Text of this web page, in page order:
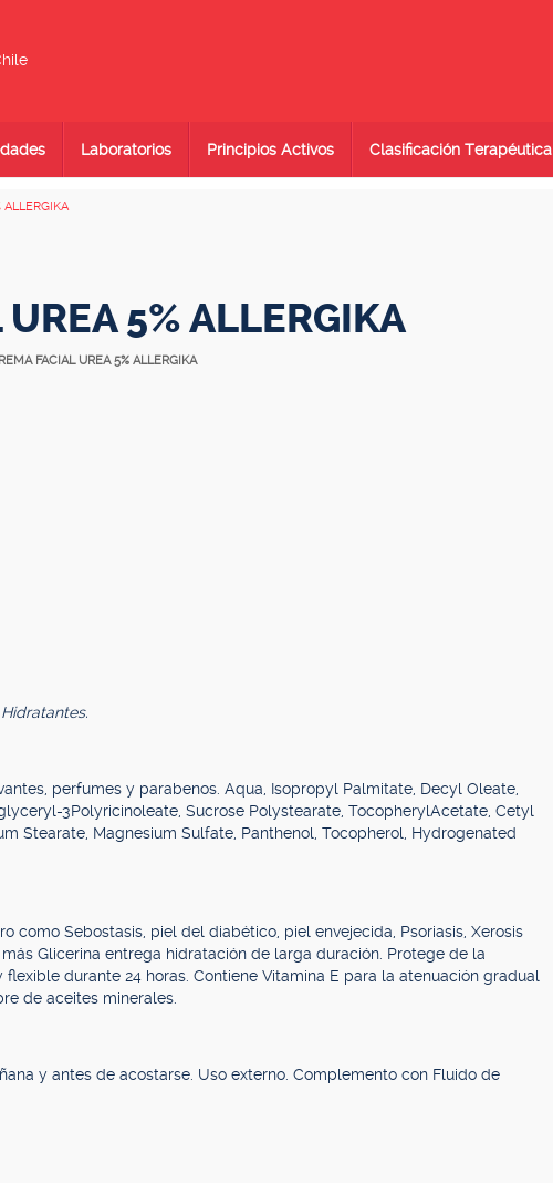
Laboratorios Principios Activos Clasificación Terapéutica
ALLERGIKA
5% ALLERGIKA
FACIAL UREA 5% ALLERGIKA
perfumes y parabenos. Aqua, Isopropyl Palmitate, Decyl Oleate,
3Polyricinoleate, Sucrose Polystearate, TocopherylAcetate, Cetyl
Stearate, Magnesium Sulfate, Panthenol, Tocopherol, Hydrogenated
como Sebostasis, piel del diabético, piel envejecida, Psoriasis, Xerosis
Glicerina entrega hidratación de larga duración. Protege de la
durante 24 horas. Contiene Vitamina E para la atenuación gradual
de aceites minerales.
y antes de acostarse. Uso externo. Complemento con Fluido de